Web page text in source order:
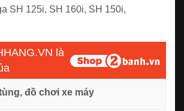
SH 125i, SH 160i, SH 150i,
là
đồ chơi xe máy